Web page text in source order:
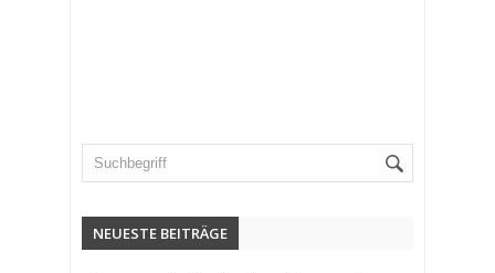
NEUESTE BEITRÄGE